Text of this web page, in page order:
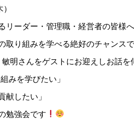
リーダー・管理職・経営者の皆様へ
取り組みを学べる絶好のチャンス
明さんをゲストにお迎えしお話を
みを学びたい」
献したい」
勉強会です